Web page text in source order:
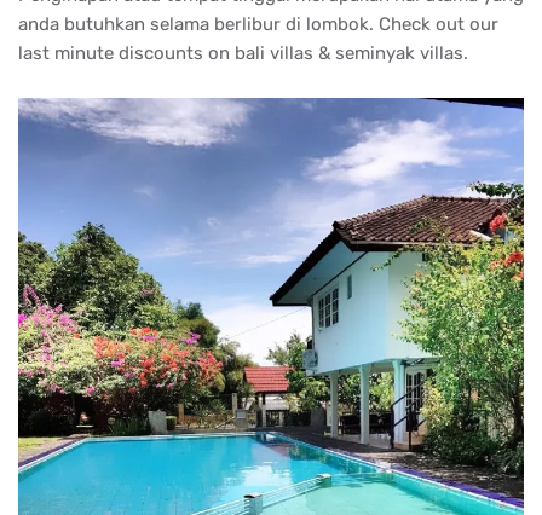
anda butuhkan selama berlibur di lombok. Check out our
last minute discounts on bali villas & seminyak villas.